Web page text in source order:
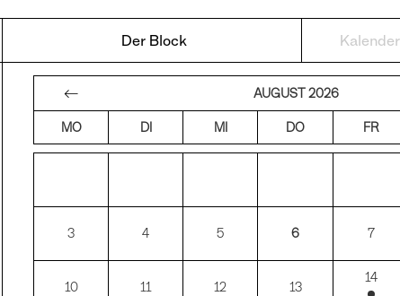
Der Block Kalender
← AUGUST 2026
MO DI MI DO FR
3 4 5 6 7
10 11 12 13
14